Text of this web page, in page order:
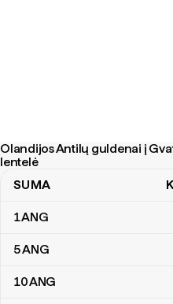
Olandijos Antilų guldenai į
lentelė
Olandijos Antilų guldenai į
SUMA
1ANG
5ANG
10ANG